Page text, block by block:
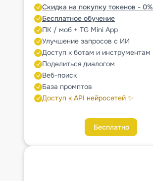
Скидка на покупку токенов - 0%
Бесплатное обучение
ПК / моб + TG Mini App
Улучшение запросов с ИИ
Доступ к ботам и инструментам
Поделиться диалогом
Веб-поиск
База промптов
Доступ к API нейросетей ✨
Бесплатно